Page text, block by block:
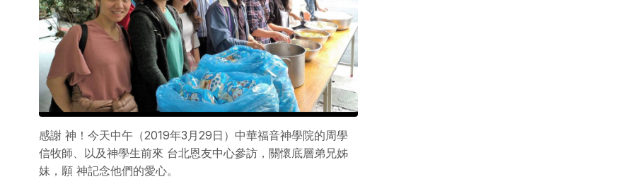
感謝 神！今天中午（2019年3月29日）中華福音神學院的周學
信牧師、以及神學生前來 台北恩友中心參訪，關懷底層弟兄姊
妹，願 神記念他們的愛心。